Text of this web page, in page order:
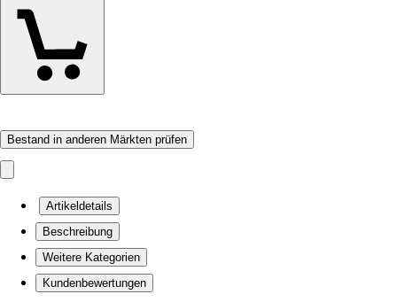
Bestand in anderen Märkten prüfen
Artikeldetails
Beschreibung
Weitere Kategorien
Kundenbewertungen